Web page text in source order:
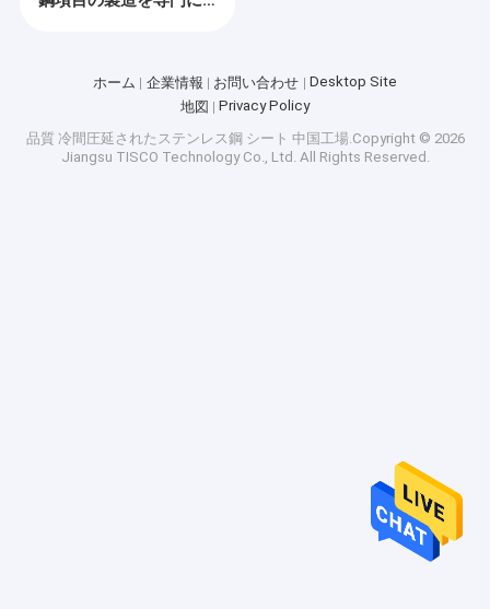
ホーム 企業情報 お問い合わせ
Desktop Site
地図
Privacy Policy
品質 冷間圧延されたステンレス鋼 シート 中国工場.Copyright © 2026
Jiangsu TISCO Technology Co., Ltd. All Rights Reserved.